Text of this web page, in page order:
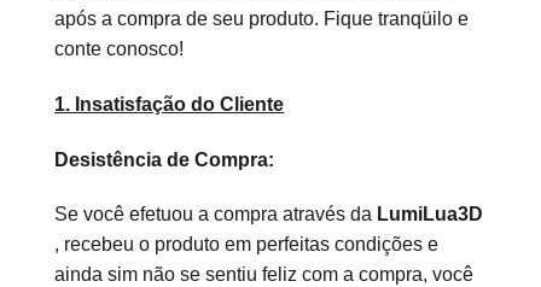
após a compra de seu produto. Fique tranqüilo e
conte conosco!
1. Insatisfação do Cliente
Desistência de Compra:
Se você efetuou a compra através da LumiLua3D​
, recebeu o produto em perfeitas condições e
ainda sim não se sentiu feliz com a compra, você